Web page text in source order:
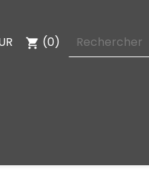
shopping_cart (0)